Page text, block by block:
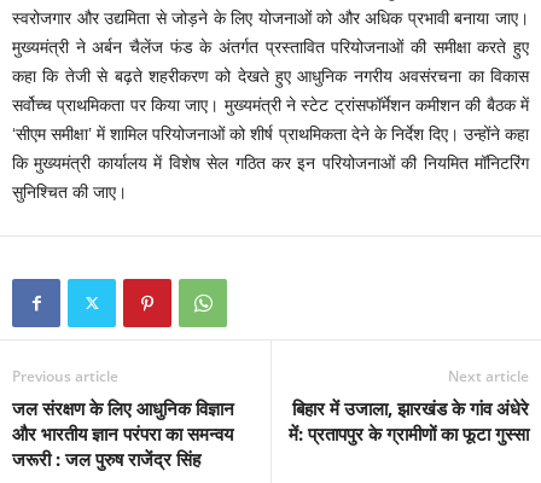
स्वरोजगार और उद्यमिता से जोड़ने के लिए योजनाओं को और अधिक प्रभावी बनाया जाए।
मुख्यमंत्री ने अर्बन चैलेंज फंड के अंतर्गत प्रस्तावित परियोजनाओं की समीक्षा करते हुए
कहा कि तेजी से बढ़ते शहरीकरण को देखते हुए आधुनिक नगरीय अवसंरचना का विकास
सर्वोच्च प्राथमिकता पर किया जाए। मुख्यमंत्री ने स्टेट ट्रांसफॉर्मेशन कमीशन की बैठक में
‘सीएम समीक्षा’ में शामिल परियोजनाओं को शीर्ष प्राथमिकता देने के निर्देश दिए। उन्होंने कहा
कि मुख्यमंत्री कार्यालय में विशेष सेल गठित कर इन परियोजनाओं की नियमित मॉनिटरिंग
सुनिश्चित की जाए।
Previous article
जल संरक्षण के लिए आधुनिक विज्ञान
और भारतीय ज्ञान परंपरा का समन्वय
जरूरी : जल पुरुष राजेंद्र सिंह
Next article
बिहार में उजाला, झारखंड के गांव अंधेरे
में: प्रतापपुर के ग्रामीणों का फूटा गुस्सा